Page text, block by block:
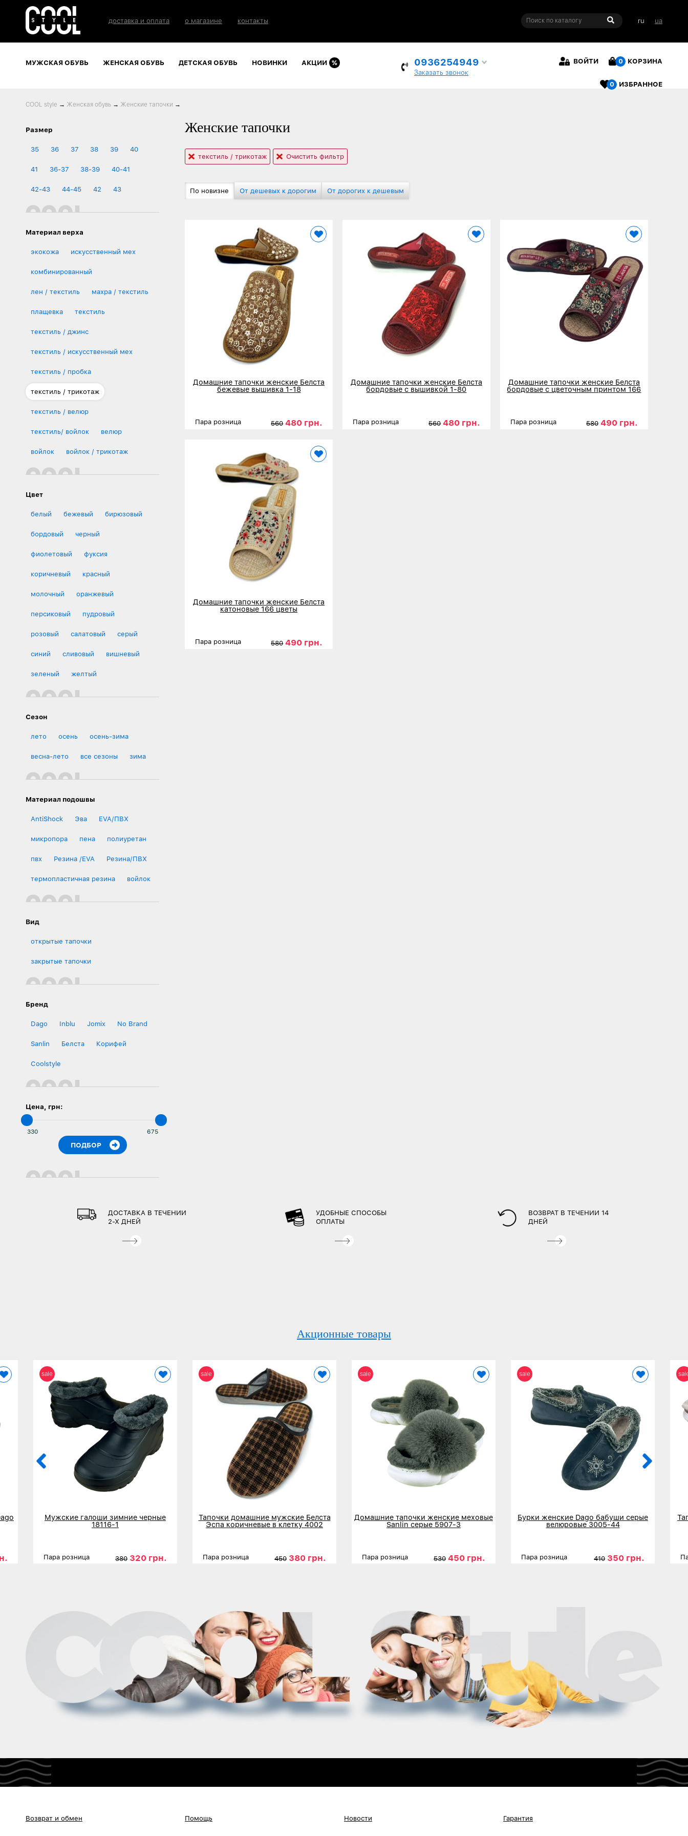
доставка и оплата о магазине контакты ru ua
МУЖСКАЯ ОБУВЬ ЖЕНСКАЯ ОБУВЬ ДЕТСКАЯ ОБУВЬ НОВИНКИ АКЦИИ % 0936254949
Заказать звонок
0 КОРЗИНА
ВОЙТИ
0 ИЗБРАННОЕ
COOL style → Женская обувь → Женские тапочки →
Размер
35 36 37 38 39 40
41 36-37 38-39 40-41
42-43 44-45 42 43
Материал верха
экокожа искусственный мех
комбинированный
лен / текстиль махра / текстиль
плащевка текстиль
текстиль / джинс
текстиль / искусственный мех
текстиль / пробка
текстиль / трикотаж
текстиль / велюр
текстиль/ войлок велюр
войлок войлок / трикотаж
Цвет
белый бежевый бирюзовый
бордовый черный
фиолетовый фуксия
коричневый красный
молочный оранжевый
персиковый пудровый
розовый салатовый серый
синий сливовый вишневый
зеленый желтый
Сезон
лето осень осень-зима
весна-лето все сезоны зима
Материал подошвы
AntiShock Эва EVA/ПВХ
микропора пена полиуретан
пвх Резина /EVA Резина/ПВХ
термопластичная резина войлок
Вид
открытые тапочки
закрытые тапочки
Бренд
Dago Inblu Jomix No Brand
Sanlin Белста Корифей
Сoolstyle
Цена, грн:
Женские тапочки
текстиль / трикотаж Очистить фильтр
По новизне От дешевых к дорогим От дорогих к дешевым
Домашние тапочки женские Белста
бежевые вышивка 1-18
Пара розница 560 480 грн.
Домашние тапочки женские Белста
бордовые с вышивкой 1-80
Пара розница 560 480 грн.
Домашние тапочки женские Белста
бордовые с цветочным принтом 166
Пара розница 580 490 грн.
Домашние тапочки женские Белста
катоновые 166 цветы
Пара розница 580 490 грн.
ДОСТАВКА В ТЕЧЕНИИ
2-Х ДНЕЙ
УДОБНЫЕ СПОСОБЫ
ОПЛАТЫ
ВОЗВРАТ В ТЕЧЕНИИ 14
ДНЕЙ
Акционные товары
Мужские галоши зимние черные
18116-1
Пара розница 380 320 грн.
sale
Тапочки домашние мужские Белста
Эспа коричневые в клетку 4002
Пара розница 450 380 грн.
sale
Домашние тапочки женские меховые
Sanlin серые 5907-3
Пара розница 530 450 грн.
sale
Бурки женские Dago бабуши серые
велюровые 3005-44
Пара розница 410 350 грн.
sale
Возврат и обмен Помощь Новости Гарантия